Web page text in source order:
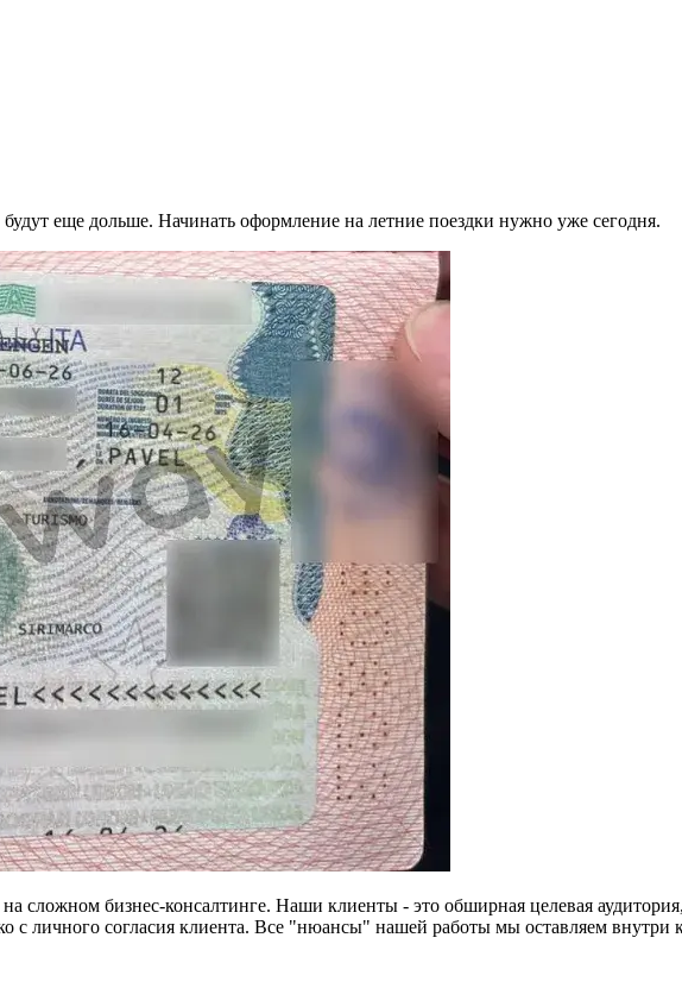
еще дольше. Начинать оформление на летние поездки нужно уже сегодня.
сложном бизнес-консалтинге. Наши клиенты - это обширная целевая
с личного согласия клиента. Все "нюансы" нашей работы мы оставляем